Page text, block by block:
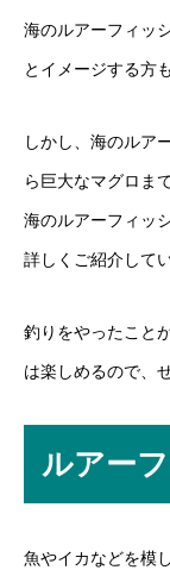
海のルアーフィッ
とイメージする方
しかし、海のルア
ら巨大なマグロま
海のルアーフィッ
詳しくご紹介して
釣りをやったこと
は楽しめるので、
ルアー
魚やイカなどを模